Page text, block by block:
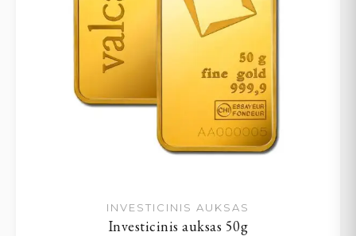
INVESTICINIS AUKSAS
Investicinis auksas 50g